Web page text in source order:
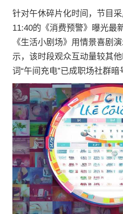
针对午休碎片化时间，节目采
11:40的《消费预警》曝光最
《生活小剧场》用情景喜剧
示，该时段观众互动量较其
词“午间充电”已成职场社群暗